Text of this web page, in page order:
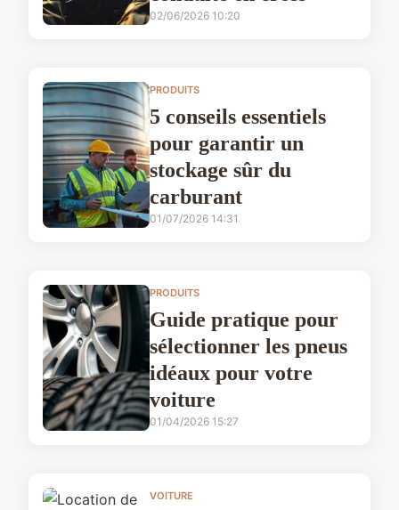
02/06/2026 10:20
PRODUITS
5 conseils essentiels
pour garantir un
stockage sûr du
carburant
01/07/2026 14:31
PRODUITS
Guide pratique pour
sélectionner les pneus
idéaux pour votre
voiture
01/04/2026 15:27
VOITURE